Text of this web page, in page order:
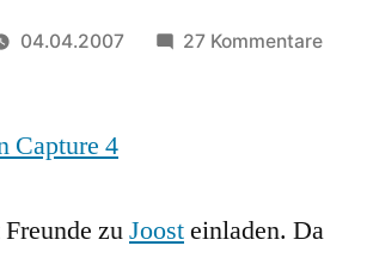
04.04.2007 27 Kommentarezu
zuJoosteinladen. Da